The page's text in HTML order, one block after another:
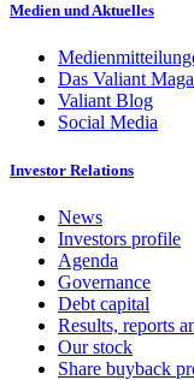
Medien und Aktuelles
Das Valiant
Valiant Blog
Social Media
Investor Relations
News
Investors profile
Agenda
Governance
Debt capital
Results, reports
Our stock
Share buyback